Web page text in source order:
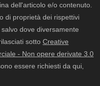
dell'articolo e/o contenuto.
di proprietà dei rispettivi
dove diversamente
sotto Creative
- Non opere derivate 3.0
essere richiesti da qui,